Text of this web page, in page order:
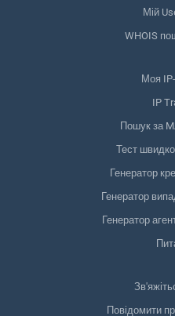
Мій
WHOIS
Моя
IP
Пошук за
Тест
Генератор
Генератор
Генератор
Повідомити